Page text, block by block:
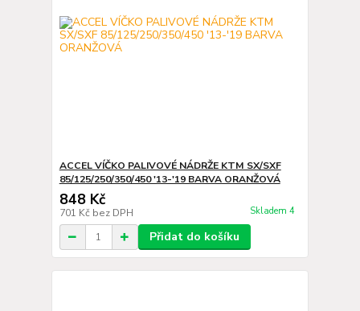
ACCEL VÍČKO PALIVOVÉ NÁDRŽE KTM SX/SXF
85/125/250/350/450 '13-'19 BARVA ORANŽOVÁ
848 Kč
701 Kč bez DPH Skladem 4
Přidat do košíku